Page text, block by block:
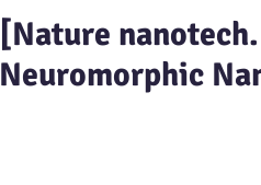
[Nature
Neuromorphic